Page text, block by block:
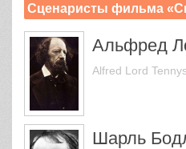
Сценаристы фильма
Альфред
Alfred Lord
Шарль